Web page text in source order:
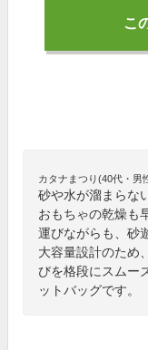
こ
カタナまつり(40代・男
砂や水が溜まらな
おもちゃの乾燥も
運びながらも、砂
大容量設計のため
びを格段にスムー
ットバッグです。